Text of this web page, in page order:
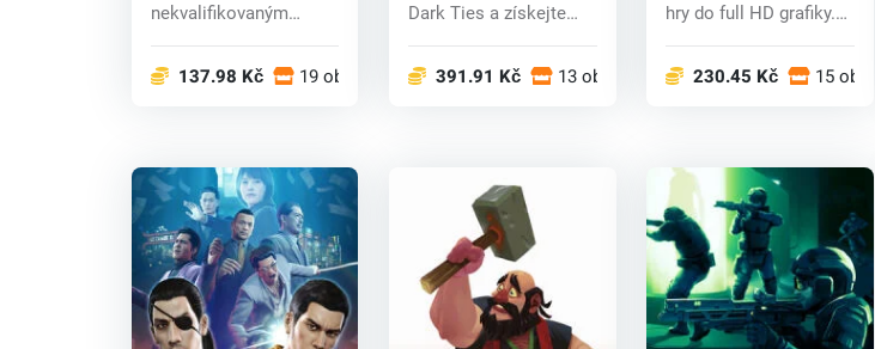
nekvalifikovaným
který byl na p...
137.98 Kč 19 obchodech
Dark Ties a získejte
391.91 Kč 13 obchodech
hry do full HD grafiky.
230.45 Kč 15